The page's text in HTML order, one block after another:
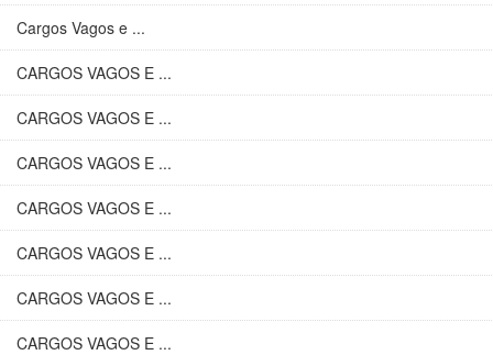
Cargos Vagos e ...
CARGOS VAGOS E ...
CARGOS VAGOS E ...
CARGOS VAGOS E ...
CARGOS VAGOS E ...
CARGOS VAGOS E ...
CARGOS VAGOS E ...
CARGOS VAGOS E ...